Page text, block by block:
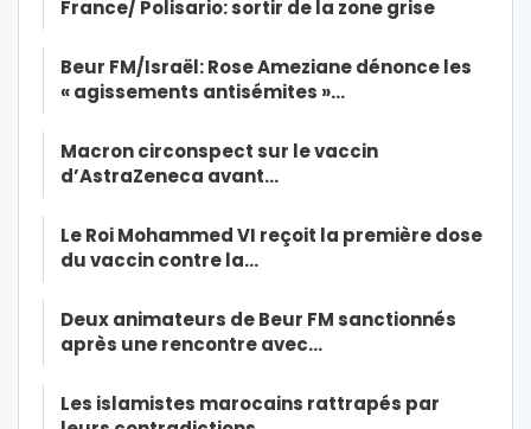
France/ Polisario: sortir de la zone grise
Beur FM/Israël: Rose Ameziane dénonce les
« agissements antisémites »…
Macron circonspect sur le vaccin
d’AstraZeneca avant…
Le Roi Mohammed VI reçoit la première dose
du vaccin contre la…
Deux animateurs de Beur FM sanctionnés
après une rencontre avec…
Les islamistes marocains rattrapés par